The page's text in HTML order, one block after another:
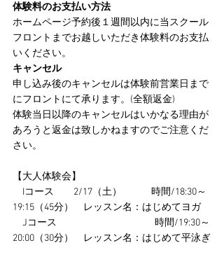
体験料のお支払い方法
ホームページ予約後１週間以内に当スクール
フロントまでお越しいただき体験料のお支払
いください。
キャンセル
申し込み後のキャンセルは体験前営業日まで
にフロントにて承ります。(全額返金)
体験当日以降のキャンセルはいかなる理由が
あろうと返金は致しかねますのでご注意くだ
さい。
【大人体験会】
Iコース　　2/17（土）　　　時間/18:30～
19:15（45分）　レッスン名：はじめてヨガ
Jコース　　　　　　　　　　時間/19:30～
20:00（30分）　レッスン名：はじめて平泳ぎ